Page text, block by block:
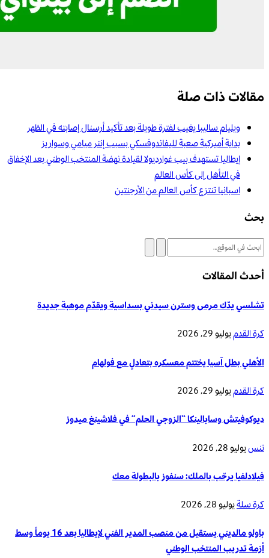
مقالات ذات صلة
ويليام ساليبا يغيب لفترة طويلة بعد تأكيد أرسنال إصابته في الظهر
بداية أميركية صعبة لليفاندوفسكي بسبب إنتر ميامي وسواريز
إيطاليا تستهدف بيب غوارديولا لقيادة نهضة المنتخب الوطني بعد الإخفاق
في التأهل إلى كأس العالم
اسبانيا تنتزع كأس العالم من الأرجنتين
بحث
أحدث المقالات
تشلسي يدّك مرمى وسترن سيدني بسداسية ويقدّم موهبة جديدة
كرة القدميوليو 29, 2026
الأهلي بطل آسيا يختتم معسكره بتعادلٍ مع فولهام
كرة القدميوليو 29, 2026
ديوكوفيتش وسابالينكا “الزوجي الحلم” في فلاشينغ ميدوز
تنسيوليو 28, 2026
فيلادلفيا يرحّب بالملك: سنفوز بالبطولة معك
كرة سلةيوليو 28, 2026
باولو مالديني يستقيل من منصب المدير الفني لإيطاليا بعد 16 يوماً وسط
أزمة تدريب المنتخب الوطني